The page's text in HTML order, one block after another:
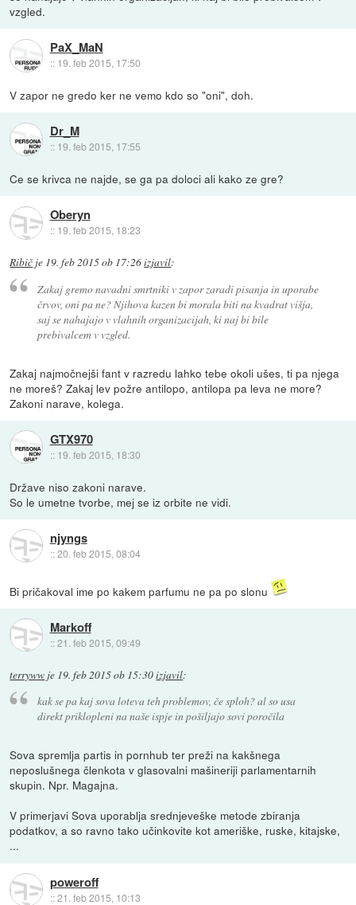
vzgled.
PaX_MaN
:: 19. feb 2015, 17:50
V zapor ne gredo ker ne vemo kdo so "oni", doh.
Dr_M
:: 19. feb 2015, 17:55
Ce se krivca ne najde, se ga pa doloci ali kako ze gre?
Oberyn
:: 19. feb 2015, 18:23
Ribičje 19. feb 2015 ob 17:26izjavil:
Zakaj gremo navadni smrtniki v zapor zaradi pisanja in uporabe
črvov, oni pa ne? Njihova kazen bi morala biti na kvadrat višja,
saj se nahajajo v vlahnih organizacijah, ki naj bi bile
prebivalcem v vzgled.
Zakaj najmočnejši fant v razredu lahko tebe okoli ušes, ti pa njega
ne moreš? Zakaj lev požre antilopo, antilopa pa leva ne more?
Zakoni narave, kolega.
GTX970
:: 19. feb 2015, 18:30
Države niso zakoni narave.
So le umetne tvorbe, mej se iz orbite ne vidi.
njyngs
::20. feb 2015, 08:04
Bi pričakoval ime po kakem parfumu ne pa po slonu
Markoff
::21. feb 2015, 09:49
terryww je 19. feb 2015 ob 15:30izjavil:
kak se pa kaj sova loteva teh problemov, če sploh? al so usa
direkt priklopleni na naše ispje in pošiljajo sovi poročila
Sova spremlja partis in pornhub ter preži na kakšnega
neposlušnega členkota v glasovalni mašineriji parlamentarnih
skupin. Npr. Magajna.
V primerjavi Sova uporablja srednjeveške metode zbiranja
podatkov, a so ravno tako učinkovite kot ameriške, ruske, kitajske,
...
poweroff
::21. feb 2015, 10:13